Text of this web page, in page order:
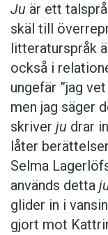
Ju är ett
skäl till
litteraturspråk
också i
ungefär ”jag
men jag säger
skriver ju drar
låter
Selma
används detta
glider in i
gjort mot